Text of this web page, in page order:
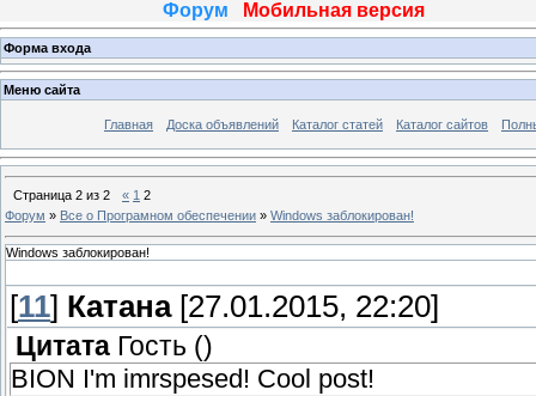
Форум Мобильная версия
Форма входа
Меню сайта
Главная Доска объявлений Каталог статей Каталог сайтов
Страница 2 из 2 « 1 2
Форум » Все о Програмном обеспечении » Windows заблокирован!
Windows заблокирован!
[11] Катана[27.01.2015, 22:20]
Цитата Гость ()
BION I'm imrspesed! Cool post!